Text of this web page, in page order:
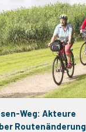
Weg: Akteure
Routenänderung